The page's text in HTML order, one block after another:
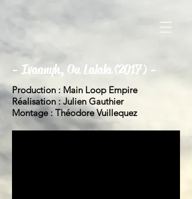
- Ivaanyh, Ou Lalala(2017) -
Production : Main Loop Empire
Réalisation : Julien Gauthier
Montage : Théodore Vuillequez